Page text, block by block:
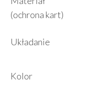
(ochrona kart)
Układanie
Kolor